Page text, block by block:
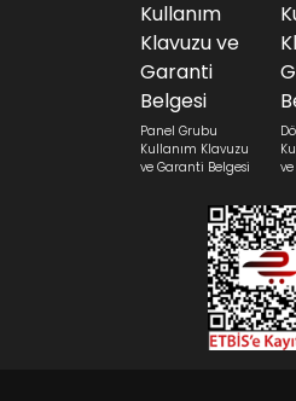
Panel Grubu
Kullanım Klavuzu
ve Garanti Belgesi